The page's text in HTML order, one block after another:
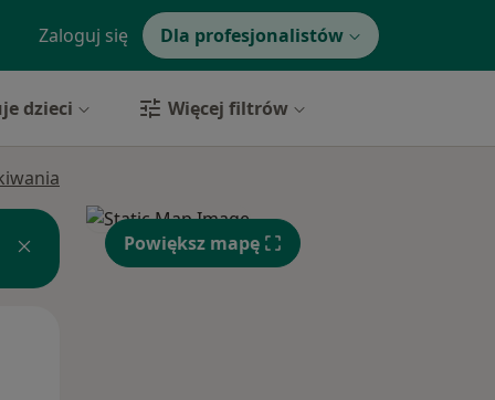
Zaloguj się Dla profesjonalistów
dzieci Więcej filtrów
Powiększ mapę